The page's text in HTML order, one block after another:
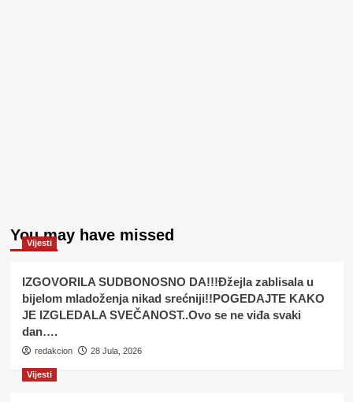
You may have missed
Vijesti
IZGOVORILA SUDBONOSNO DA!!!Đžejla zablisala u
bijelom mladoženja nikad srećniji!!POGEDAJTE KAKO
JE IZGLEDALA SVEČANOST..Ovo se ne viđa svaki
dan….
redakcion 28 Jula, 2026
Vijesti